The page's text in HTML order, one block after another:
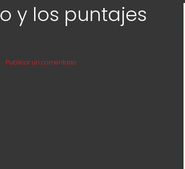
y los puntajes
Publicar un comentario